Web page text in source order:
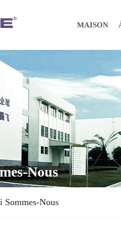
MAISON
Nous
Sommes-Nous